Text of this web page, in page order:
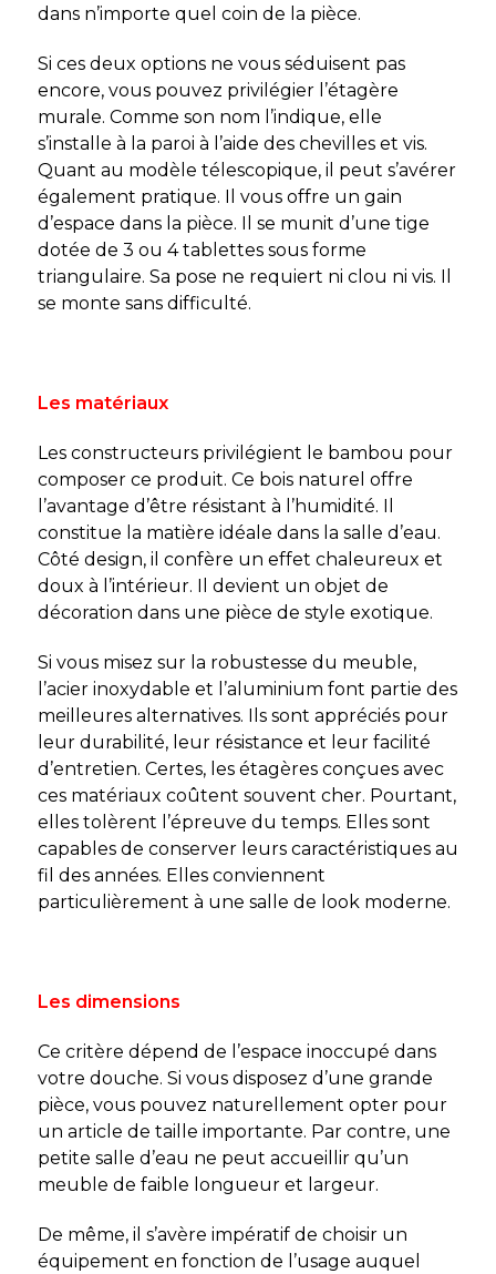
dans n’importe quel coin de la pièce.
Si ces deux options ne vous séduisent pas
encore, vous pouvez privilégier l’étagère
murale. Comme son nom l’indique, elle
s’installe à la paroi à l’aide des chevilles et vis.
Quant au modèle télescopique, il peut s’avérer
également pratique. Il vous offre un gain
d’espace dans la pièce. Il se munit d’une tige
dotée de 3 ou 4 tablettes sous forme
triangulaire. Sa pose ne requiert ni clou ni vis. Il
se monte sans difficulté.
Les matériaux
Les constructeurs privilégient le bambou pour
composer ce produit. Ce bois naturel offre
l’avantage d’être résistant à l’humidité. Il
constitue la matière idéale dans la salle d’eau.
Côté design, il confère un effet chaleureux et
doux à l’intérieur. Il devient un objet de
décoration dans une pièce de style exotique.
Si vous misez sur la robustesse du meuble,
l’acier inoxydable et l’aluminium font partie des
meilleures alternatives. Ils sont appréciés pour
leur durabilité, leur résistance et leur facilité
d’entretien. Certes, les étagères conçues avec
ces matériaux coûtent souvent cher. Pourtant,
elles tolèrent l’épreuve du temps. Elles sont
capables de conserver leurs caractéristiques au
fil des années. Elles conviennent
particulièrement à une salle de look moderne.
Les dimensions
Ce critère dépend de l’espace inoccupé dans
votre douche. Si vous disposez d’une grande
pièce, vous pouvez naturellement opter pour
un article de taille importante. Par contre, une
petite salle d’eau ne peut accueillir qu’un
meuble de faible longueur et largeur.
De même, il s’avère impératif de choisir un
équipement en fonction de l’usage auquel